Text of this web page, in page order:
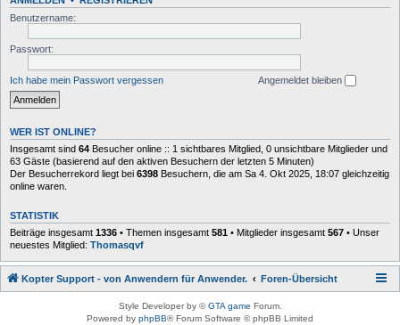
Benutzername:
Passwort:
Ich habe mein Passwort vergessen Angemeldet bleiben
WER IST ONLINE?
Insgesamt sind 64 Besucher online :: 1 sichtbares Mitglied, 0 unsichtbare Mitglieder und
63 Gäste (basierend auf den aktiven Besuchern der letzten 5 Minuten)
Der Besucherrekord liegt bei 6398 Besuchern, die am Sa 4. Okt 2025, 18:07 gleichzeitig
online waren.
STATISTIK
Beiträge insgesamt 1336 • Themen insgesamt 581 • Mitglieder insgesamt 567 • Unser
neuestes Mitglied: Thomasqvf
Kopter Support - von Anwendern für Anwender. Foren-Übersicht
Style Developer by ©GTA game Forum.
Powered by phpBB® Forum Software © phpBB Limited